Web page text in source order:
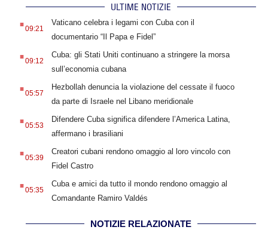
ULTIME NOTIZIE
.09:21
Vaticano celebra i legami con Cuba con il
documentario “Il Papa e Fidel”
.09:12
Cuba: gli Stati Uniti continuano a stringere la morsa
sull’economia cubana
.05:57
Hezbollah denuncia la violazione del cessate il fuoco
da parte di Israele nel Libano meridionale
.05:53
Difendere Cuba significa difendere l’America Latina,
affermano i brasiliani
.05:39
Creatori cubani rendono omaggio al loro vincolo con
Fidel Castro
.05:35
Cuba e amici da tutto il mondo rendono omaggio al
Comandante Ramiro Valdés
NOTIZIE RELAZIONATE